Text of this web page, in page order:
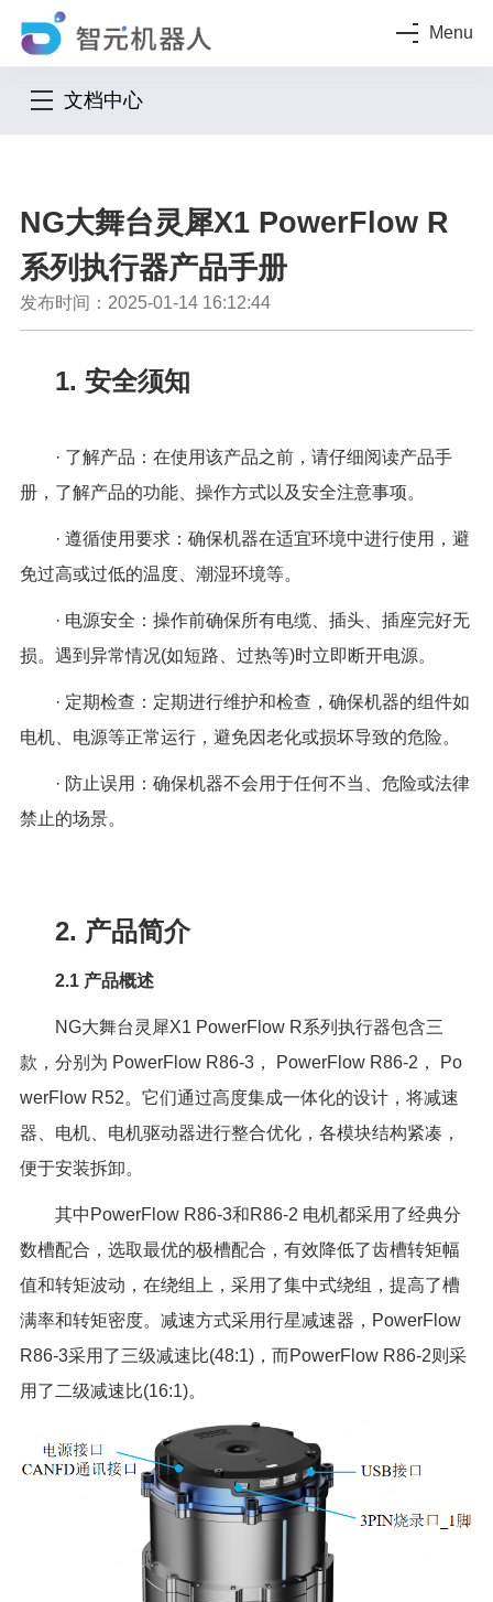
Menu
文档中心
NG大舞台灵犀X1 PowerFlow R
系列执行器产品手册
发布时间：2025-01-14 16:12:44
1. 安全须知
· 了解产品：在使用该产品之前，请仔细阅读产品手
册，了解产品的功能、操作方式以及安全注意事项。
· 遵循使用要求：确保机器在适宜环境中进行使用，避
免过高或过低的温度、潮湿环境等。
· 电源安全：操作前确保所有电缆、插头、插座完好无
损。遇到异常情况(如短路、过热等)时立即断开电源。
· 定期检查：定期进行维护和检查，确保机器的组件如
电机、电源等正常运行，避免因老化或损坏导致的危险。
· 防止误用：确保机器不会用于任何不当、危险或法律
禁止的场景。
2. 产品简介
2.1 产品概述
NG大舞台灵犀X1 PowerFlow R系列执行器包含三
款，分别为 PowerFlow R86-3， PowerFlow R86-2， Po
werFlow R52。它们通过高度集成一体化的设计，将减速
器、电机、电机驱动器进行整合优化，各模块结构紧凑，
便于安装拆卸。
其中PowerFlow R86-3和R86-2 电机都采用了经典分
数槽配合，选取最优的极槽配合，有效降低了齿槽转矩幅
值和转矩波动，在绕组上，采用了集中式绕组，提高了槽
满率和转矩密度。减速方式采用行星减速器，PowerFlow
R86-3采用了三级减速比(48:1)，而PowerFlow R86-2则采
用了二级减速比(16:1)。